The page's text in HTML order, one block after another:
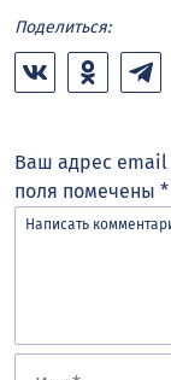
Поделиться:
Ваш адрес email
поля помечены *